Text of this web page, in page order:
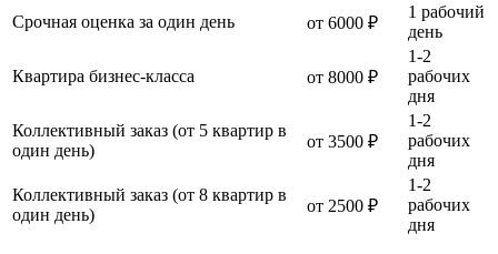
Срочная оценка за один день
от 6000 ₽
1 рабочий
день
Квартира бизнес-класса от 8000 ₽
1-2
рабочих
дня
Коллективный заказ (от 5 квартир в
один день)
от 3500 ₽
1-2
рабочих
дня
Коллективный заказ (от 8 квартир в
один день)
от 2500 ₽
1-2
рабочих
дня